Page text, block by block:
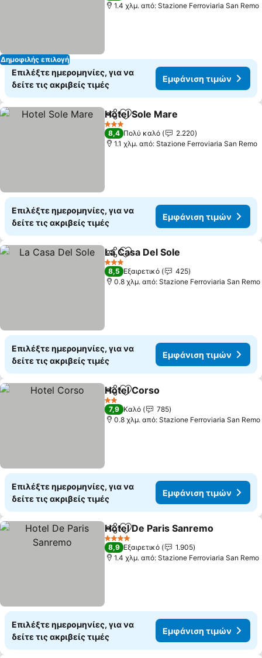
Δημοφιλής επιλογή
1.4 χλμ. από: Stazione Ferroviaria San Remo
Επιλέξτε ημερομηνίες, για να
δείτε τις ακριβείς τιμές
Εμφάνιση τιμών
Κοινοποίηση
Προσθήκη στα αγαπημένα
Hotel Sole Mare
3 Αστέρια
8,4 Πολύ καλό
2.220
1.1 χλμ. από: Stazione Ferroviaria San Remo
Επιλέξτε ημερομηνίες, για να
δείτε τις ακριβείς τιμές
Εμφάνιση τιμών
Κοινοποίηση
Προσθήκη στα αγαπημένα
La Casa Del Sole
3 Αστέρια
8,5 Εξαιρετικό
425
0.8 χλμ. από: Stazione Ferroviaria San Remo
Επιλέξτε ημερομηνίες, για να
δείτε τις ακριβείς τιμές
Εμφάνιση τιμών
Κοινοποίηση
Προσθήκη στα αγαπημένα
Hotel Corso
2 Αστέρια
7,9 Καλό
785
0.8 χλμ. από: Stazione Ferroviaria San Remo
Επιλέξτε ημερομηνίες, για να
δείτε τις ακριβείς τιμές
Εμφάνιση τιμών
Κοινοποίηση
Προσθήκη στα αγαπημένα
Hotel De Paris Sanremo
4 Αστέρια
8,9 Εξαιρετικό
1.905
1.4 χλμ. από: Stazione Ferroviaria San Remo
Επιλέξτε ημερομηνίες, για να
δείτε τις ακριβείς τιμές
Εμφάνιση τιμών